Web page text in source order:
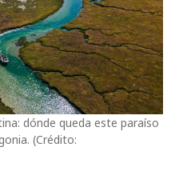
dónde queda este paraíso
(Crédito: